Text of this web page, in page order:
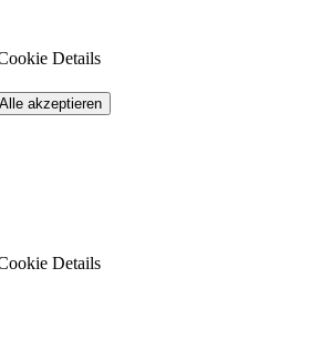
Details
Alle akzeptieren
Details